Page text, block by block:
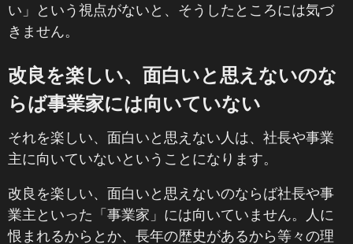
い」という視点がないと、そうしたところには気づ
きません。
改良を楽しい、面白いと思えないのな
らば事業家には向いていない
それを楽しい、面白いと思えない人は、社長や事業
主に向いていないということになります。
改良を楽しい、面白いと思えないのならば社長や事
業主といった「事業家」には向いていません。人に
恨まれるからとか、長年の歴史があるから等々の理